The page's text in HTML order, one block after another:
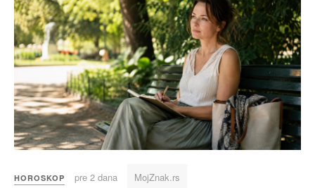
HOROSKOP pre 2 dana MojZnak.rs